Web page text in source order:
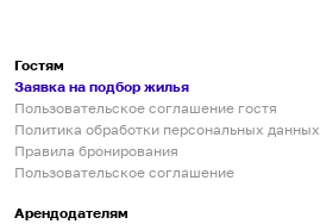
Гостям
Заявка на подбор жилья
Пользовательское соглашение гостя
Политика обработки персональных данных
Правила бронирования
Пользовательское соглашение
Арендодателям